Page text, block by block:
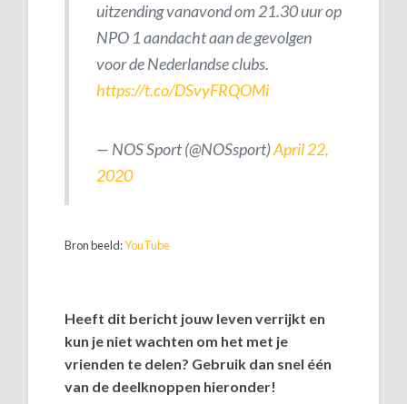
uitzending vanavond om 21.30 uur op
NPO 1 aandacht aan de gevolgen
voor de Nederlandse clubs.
https://t.co/DSvyFRQOMi
— NOS Sport (@NOSsport)April 22,
2020
Bron beeld:YouTube
Heeft dit bericht jouw leven verrijkt en
kun je niet wachten om het met je
vrienden te delen? Gebruik dan snel één
van de deelknoppen hieronder!